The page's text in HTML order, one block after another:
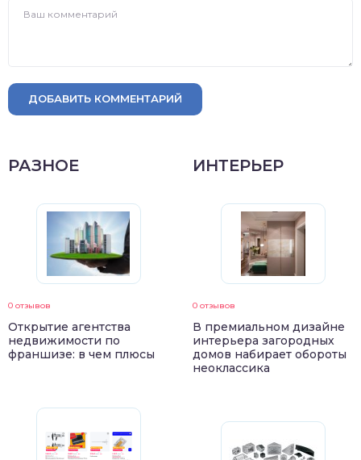
ДОБАВИТЬ КОММЕНТАРИЙ
РАЗНОЕ
0 отзывов
Открытие агентства
недвижимости по
франшизе: в чем плюсы
ИНТЕРЬЕР
0 отзывов
В премиальном дизайне
интерьера загородных
домов набирает обороты
неоклассика